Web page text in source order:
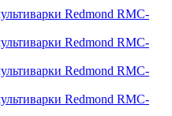
Redmond RMC-
Redmond RMC-
Redmond RMC-
Redmond RMC-